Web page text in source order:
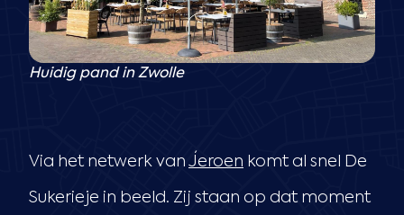
Huidig pand in Zwolle
Via het netwerk van Jeroen komt al snel De
Sukerieje in beeld. Zij staan op dat moment